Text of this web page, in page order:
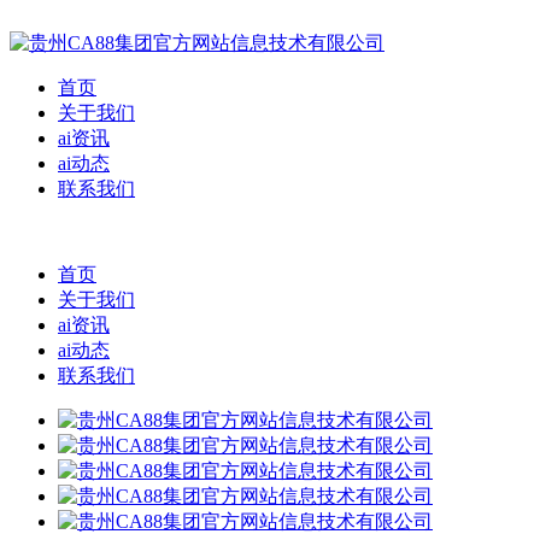
首页
关于我们
ai资讯
ai动态
联系我们
首页
关于我们
ai资讯
ai动态
联系我们